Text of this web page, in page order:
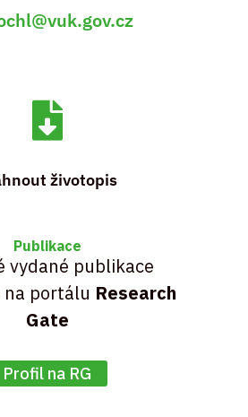

životopis
Publikace
vydané publikace
portálu Research
Gate
Profil na RG